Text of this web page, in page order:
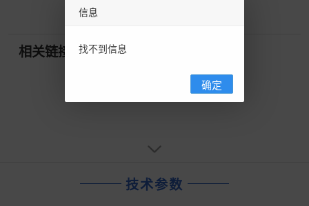
相关链接
技术参数
信息
找不到信息
确定